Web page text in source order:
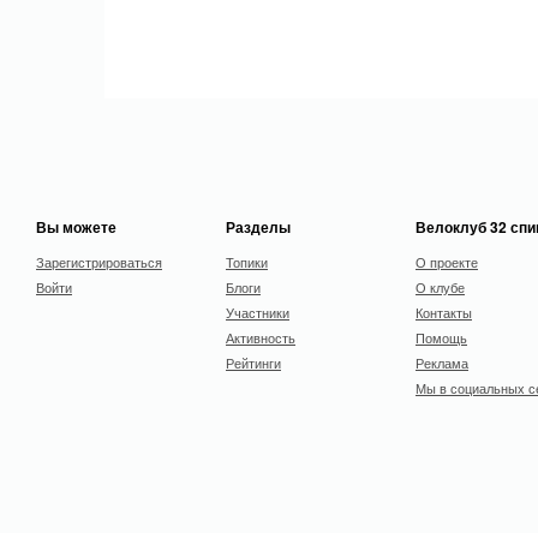
Вы можете
Зарегистрироваться
Войти
Разделы
Топики
Блоги
Участники
Активность
Рейтинги
Велоклуб 32
О проекте
О клубе
Контакты
Помощь
Реклама
Мы в социальных